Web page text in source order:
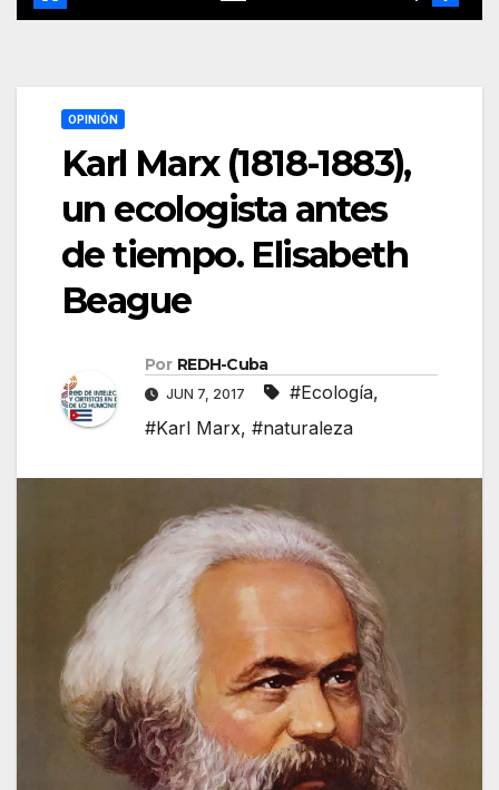
OPINIÓN
Karl Marx (1818-1883),
un ecologista antes
de tiempo. Elisabeth
Beague
Por REDH-Cuba
JUN 7, 2017 #Ecología,
#Karl Marx, #naturaleza